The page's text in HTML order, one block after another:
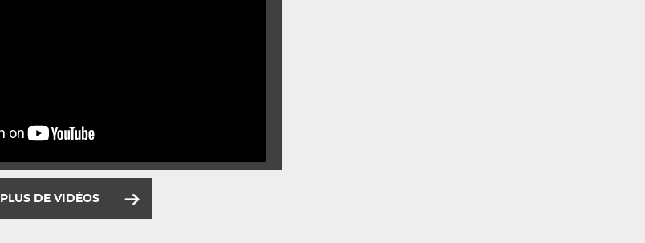
PLUS DE VIDÉOS